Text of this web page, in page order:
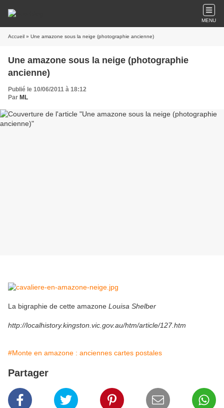
MENU
Accueil » Une amazone sous la neige (photographie ancienne)
Une amazone sous la neige (photographie
ancienne)
Publié le 10/06/2011 à 18:12
Par ML
La bigraphie de cette amazone Louisa Shelber
http://localhistory.kingston.vic.gov.au/htm/article/127.htm
#Monte en amazone : anciennes cartes postales
Partager